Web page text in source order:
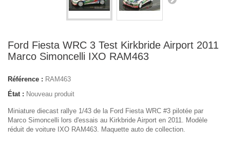
Ford Fiesta WRC 3 Test Kirkbride Airport 2011
Marco Simoncelli IXO RAM463
Référence : RAM463
État : Nouveau produit
Miniature diecast rallye 1/43 de la Ford Fiesta WRC #3 pilotée par
Marco Simoncelli lors d'essais au Kirkbride Airport en 2011. Modèle
réduit de voiture IXO RAM463. Maquette auto de collection.